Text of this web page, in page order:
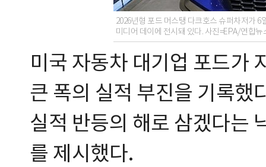
2026년형 포드 머스탱 다크호스 슈퍼차저가
미디어 데이에 전시돼 있다. 사진=EPA/연합뉴
미국 자동차 대기업 포드가
큰 폭의 실적 부진을 기록했
실적 반등의 해로 삼겠다는
를 제시했다.